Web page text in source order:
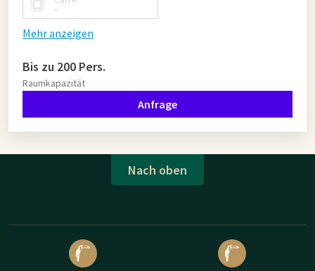
-
Mehr anzeigen
Bis zu 200 Pers.
Raumkapazität
Anfrage
Nach oben